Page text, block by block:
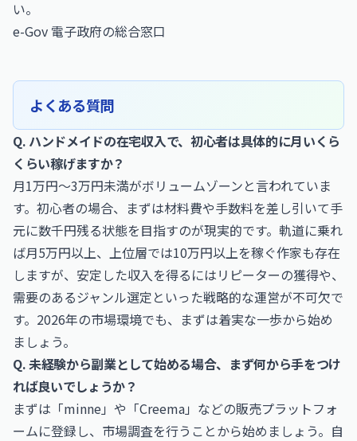
い。
e-Gov 電子政府の総合窓口
よくある質問
Q. ハンドメイドの在宅収入で、初心者は具体的に月いくら
くらい稼げますか？
月1万円〜3万円未満がボリュームゾーンと言われていま
す。初心者の場合、まずは材料費や手数料を差し引いて手
元に数千円残る状態を目指すのが現実的です。軌道に乗れ
ば月5万円以上、上位層では10万円以上を稼ぐ作家も存在
しますが、安定した収入を得るにはリピーターの獲得や、
需要のあるジャンル選定といった戦略的な運営が不可欠で
す。2026年の市場環境でも、まずは着実な一歩から始め
ましょう。
Q. 未経験から副業として始める場合、まず何から手をつけ
れば良いでしょうか？
まずは「minne」や「Creema」などの販売プラットフォ
ームに登録し、市場調査を行うことから始めましょう。自